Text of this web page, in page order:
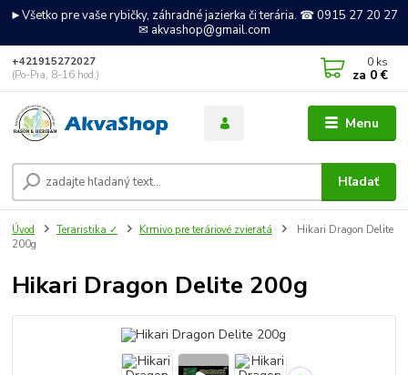
►Všetko pre vaše rybičky, záhradné jazierka či terária. ☎ 0915 27 20 27
✉ akvashop@gmail.com
Menu
Hľadať
+421915272027
(Po-Pia, 8-16 hod.)
0 ks
za 0 €
Úvod Teraristika ✓ Krmivo pre teráriové zvieratá
Hikari Dragon Delite
200g
Hikari Dragon Delite 200g